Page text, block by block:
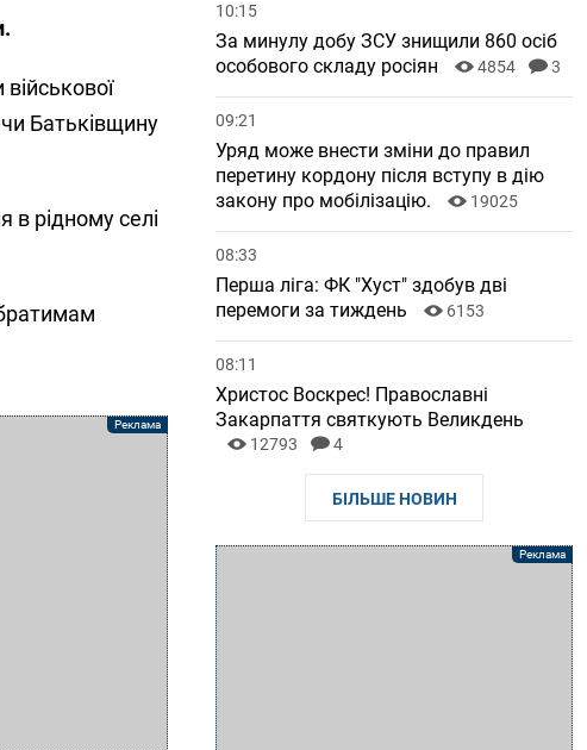
Батьківщину
в рідному селі
10:15
За минулу добу ЗСУ знищили 860 осіб
особового складу росіян
4854 3
09:21
Уряд може внести зміни до правил
перетину кордону після вступу в дію
закону про мобілізацію.
19025
08:33
Перша ліга: ФК "Хуст" здобув дві
перемоги за тиждень
6153
08:11
Христос Воскрес! Православні
Закарпаття святкують Великдень
12793 4
БІЛЬШЕ НОВИН